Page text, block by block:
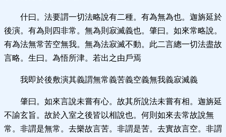
什曰。法要謂一切法略說有二種。有為無為也。迦旃延於
後演。有為則四非常。無為則寂滅義也。肇曰。如來常略說。
有為法無常苦空無我。無為法寂滅不動。此二言總一切法盡故
言略。生曰。為悟所津。若出之由戶焉
我即於後敷演其義謂無常義苦義空義無我義寂滅義
肇曰。如來言說未嘗有心。故其所說法未嘗有相。迦旃延
不諭玄旨。故於入室之後皆以相說也。何則如來去常故說無
常。非謂是無常。去樂故言苦。非謂是苦。去實故言空。非謂